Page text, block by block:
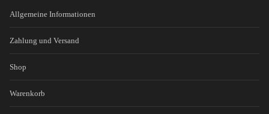
Allgemeine Informationen
Zahlung und Versand
Shop
Warenkorb